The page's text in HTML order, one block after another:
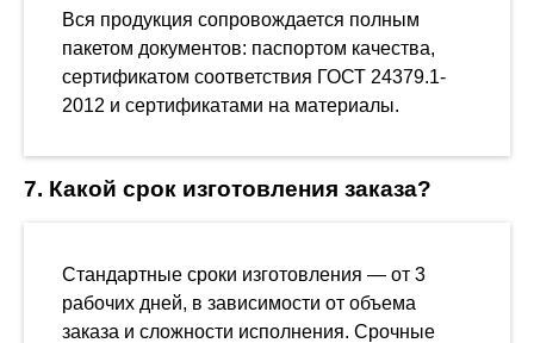
Вся продукция сопровождается полным
пакетом документов: паспортом качества,
сертификатом соответствия ГОСТ 24379.1-
2012 и сертификатами на материалы.
7. Какой срок изготовления заказа?
Стандартные сроки изготовления — от 3
рабочих дней, в зависимости от объема
заказа и сложности исполнения. Срочные